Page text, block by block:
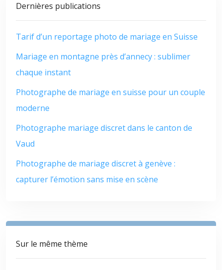
Dernières publications
Tarif d’un reportage photo de mariage en Suisse
Mariage en montagne près d’annecy : sublimer
chaque instant
Photographe de mariage en suisse pour un couple
moderne
Photographe mariage discret dans le canton de
Vaud
Photographe de mariage discret à genève :
capturer l’émotion sans mise en scène
Sur le même thème